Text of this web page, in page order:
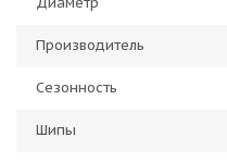
Производитель
Сезонность
Шипы